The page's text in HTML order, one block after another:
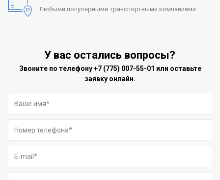
Любыми популярными транспортными компаниями.
У вас остались вопросы?
Звоните по телефону+7 (775) 007-55-01 или оставьте
заявку онлайн.